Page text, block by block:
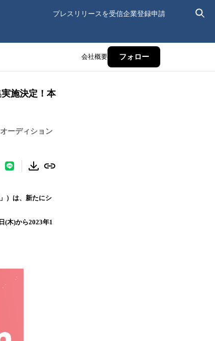
プレスリリースを受信企業登録申請
会社概要 フォロー
施決定！本
ーディション
）は、新たにシ
(木)から2023年1